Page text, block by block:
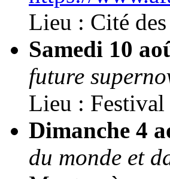
Lieu : Cité des
Samedi 10
future
Lieu : Festival
Dimanche 4
du monde et